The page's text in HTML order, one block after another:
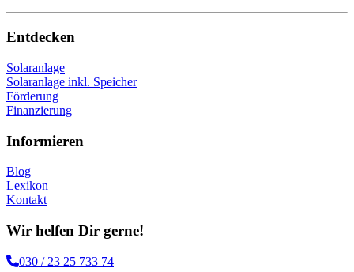
Entdecken
Solaranlage
Solaranlage inkl. Speicher
Förderung
Finanzierung
Informieren
Blog
Lexikon
Kontakt
Wir helfen Dir gerne!
030 / 23 25 733 74